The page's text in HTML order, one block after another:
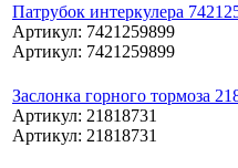
Патрубок интеркулера
Артикул: 7421259899
Артикул: 7421259899
Заслонка горного тормоза
Артикул: 21818731
Артикул: 21818731